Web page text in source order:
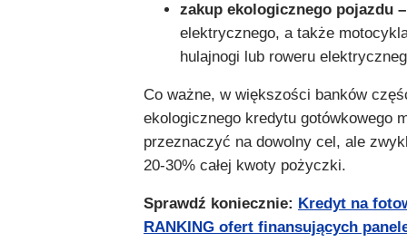
zakup ekologicznego pojazdu
elektrycznego, a także
hulajnogi lub roweru
Co ważne, w większości banków
ekologicznego kredytu gotówkowego
przeznaczyć na dowolny cel, ale
20-30% całej kwoty pożyczki.
Sprawdź koniecznie: Kredyt na
RANKING ofert finansujących